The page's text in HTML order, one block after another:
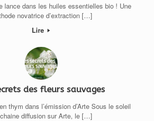
lance dans les huiles essentielles bio ! Une
novatrice d’extraction […]
Lire
des fleurs sauvages
thym dans l’émission d’Arte Sous le soleil
diffusion sur Arte, le […]